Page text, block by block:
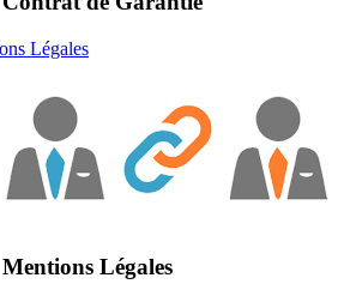
Légales
Mentions Légales